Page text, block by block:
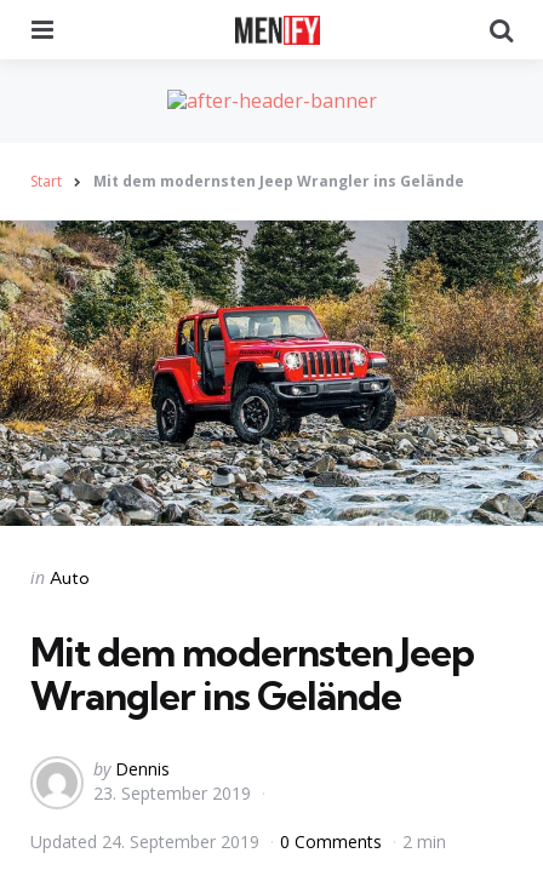
Start Mit dem modernsten Jeep Wrangler ins Gelände
Categories
Posted
in Auto
Mit dem modernsten Jeep
Wrangler ins Gelände
Posted
by
by Dennis
23. September 2019
Updated 24. September 2019 0 Comments 2 min